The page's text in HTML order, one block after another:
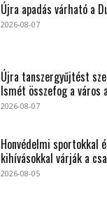
Újra apadás várható a
2026-08-07
Újra tanszergyűjtést
Ismét összefog a város
2026-08-07
Honvédelmi sportokkal
kihívásokkal várják a
2026-08-05